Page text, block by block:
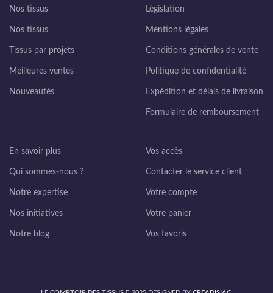
Nos tissus
Nos tissus
Tissus par projets
Meilleures ventes
Nouveautés
Législation
Mentions légales
Conditions générales de vente
Politique de confidentialité
Expédition et délais de livraison
Formulaire de remboursement
En savoir plus
Qui sommes-nous ?
Notre expertise
Nos initiatives
Notre blog
Vos accès
Contacter le service client
Votre compte
Votre panier
Vos favoris